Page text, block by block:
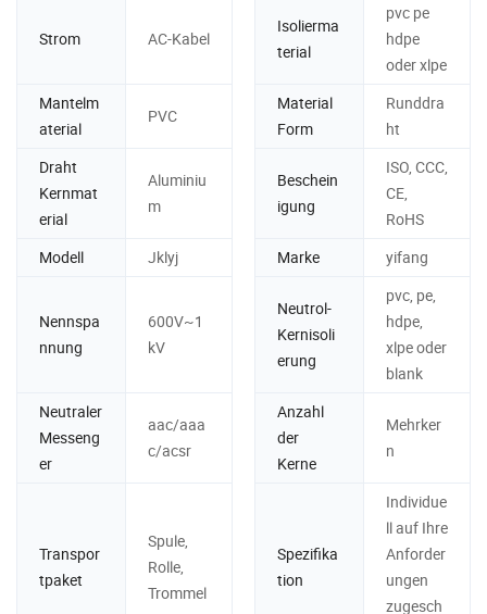
Strom AC-Kabel
Isolierma
terial
pvc pe
hdpe
oder xlpe
Mantelm
aterial
PVC
Material
Form
Runddra
ht
Draht
Kernmat
erial
Aluminiu
m
Beschein
igung
ISO, CCC,
CE,
RoHS
Modell
Jklyj Marke yifang
Nennspa
nnung
600V~1
kV
Neutrol-
Kernisoli
erung
pvc, pe,
hdpe,
xlpe oder
blank
Neutraler
Messeng
er
aac/aaa
c/acsr
Anzahl
der
Kerne
Mehrker
n
Transpor
tpaket
Spule,
Rolle,
Trommel
Spezifika
tion
Individue
ll auf Ihre
Anforder
ungen
zugesch